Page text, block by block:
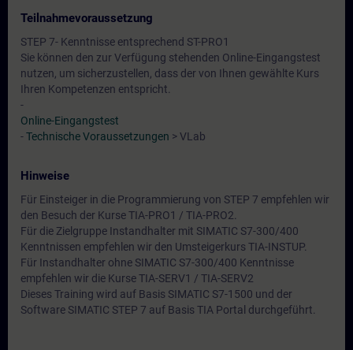
Teilnahmevoraussetzung
STEP 7- Kenntnisse entsprechend ST-PRO1
Sie können den zur Verfügung stehenden Online-Eingangstest
nutzen, um sicherzustellen, dass der von Ihnen gewählte Kurs
Ihren Kompetenzen entspricht.
-
Online-Eingangstest
-Technische Voraussetzungen > VLab
Hinweise
Für Einsteiger in die Programmierung von STEP 7 empfehlen wir
den Besuch der Kurse TIA-PRO1 / TIA-PRO2.
Für die Zielgruppe Instandhalter mit SIMATIC S7-300/400
Kenntnissen empfehlen wir den Umsteigerkurs TIA-INSTUP.
Für Instandhalter ohne SIMATIC S7-300/400 Kenntnisse
empfehlen wir die Kurse TIA-SERV1 / TIA-SERV2
Dieses Training wird auf Basis SIMATIC S7-1500 und der
Software SIMATIC STEP 7 auf Basis TIA Portal durchgeführt.